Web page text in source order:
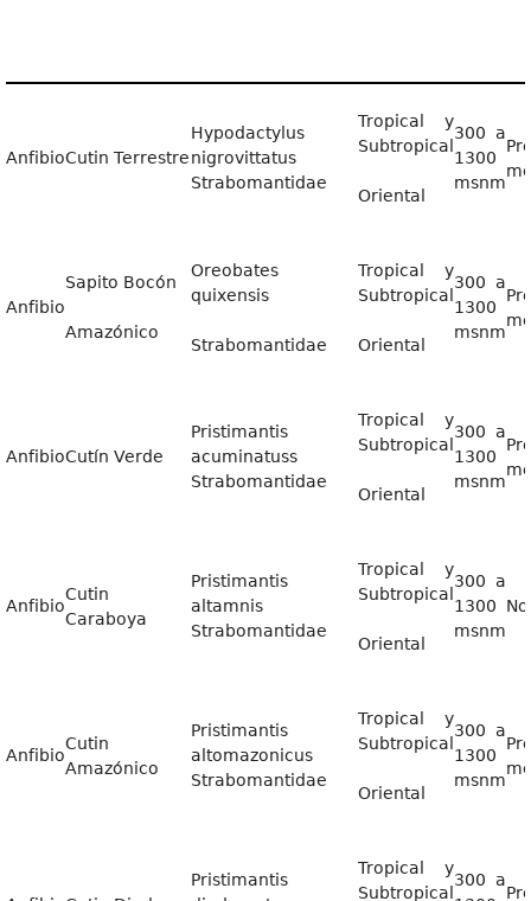
AnfibioCutin Terrestre
Hypodactylus
nigrovittatus
Strabomantidae
Tropical y
Subtropical
Oriental
300 a
1300
msnm
Anfibio
Sapito Bocón
Amazónico
Oreobates
quixensis
Strabomantidae
Tropical y
Subtropical
Oriental
300 a
1300
msnm
AnfibioCutín Verde
Pristimantis
acuminatuss
Strabomantidae
Tropical y
Subtropical
Oriental
300 a
1300
msnm
Anfibio
Cutin
Caraboya
Pristimantis
altamnis
Strabomantidae
Tropical y
Subtropical
Oriental
300 a
1300
msnm
Anfibio
Cutin
Amazónico
Pristimantis
altomazonicus
Strabomantidae
Tropical y
Subtropical
Oriental
300 a
1300
msnm
Pristimantis
Tropical y
Subtropical
300 a